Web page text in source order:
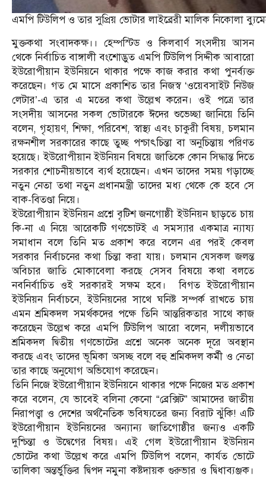
এমপি টিউলিপ ও তার সুপ্রিয় ভোটার লাইব্রেরী মালিক নিকোলা
মুক্তকথা সংবাদকক্ষ।। হেম্পস্টিড ও কিলবার্ণ সংসদীয় আসন
থেকে নির্বাচিত বাঙ্গালী বংশোদ্ভুত এমপি টিউলিপ সিদ্দীক আবারো
ইউরোপীয়ান ইউনিয়নে থাকার পক্ষে কাজ করার কথা পুনর্ব্যক্ত
করেছেন। গত মে মাসে প্রকাশিত তার নিজস্ব ‘ওয়েবসাইট নিউজ
লেটার’-এ তার এ মতের কথা উল্লেখ করেন। ওই পত্রে তার
সংসদীয় আসনের সকল ভোটারকে ঈদের শুভেচ্ছা জানিয়ে তিনি
বলেন, গৃহায়ণ, শিক্ষা, পরিবেশ, স্বাস্থ্য এবং চাকুরী বিষয়, চলমান
রক্ষনশীল সরকারের কাছে তুচ্ছ পশ্চাৎচিন্তা বা অনুচিন্তায় পরিণত
হয়েছে। ইউরোপীয়ান ইউনিয়ন বিষয়ে জাতিকে কোন সিদ্ধান্ত দিতে
সরকার শোচনীয়ভাবে ব্যর্থ হয়েছেন। এখন তাদের সময় গড়াচ্ছে
নতুন নেতা তথা নতুন প্রধানমন্ত্রী তাদের মধ্য থেকে কে হবে সে
বাক-বিতণ্ডা নিয়ে।
ইউরোপীয়ান ইউনিয়ন প্রশ্নে বৃটিশ জনগোষ্ঠী ইউনিয়ন ছাড়তে চায়
কি-না এ নিয়ে আরেকটি গণভোটই এ সমস্যার একমাত্র ন্যায্য
সমাধান বলে তিনি মত প্রকাশ করে বলেন এর পরই কেবল
সরকার নির্বাচনের কথা চিন্তা করা যায়। চলমান যেসকল জলন্ত
অবিচার জাতি মোকাবেলা করছে সেসব বিষয়ে কথা বলতে
নবনির্বাচিত ওই সরকারই সক্ষম হবে। বিগত ইউরোপীয়ান
ইউনিয়ন নির্বাচনে, ইউনিয়নের সাথে ঘনিষ্ট সম্পর্ক রাখতে চায়
এমন শ্রমিকদল সমর্থকদের পক্ষে তিনি আন্তরিকতার সাথে কাজ
করেছেন উল্লেখ করে এমপি টিউলিপ আরো বলেন, দলীয়ভাবে
শ্রমিকদল দ্বিতীয় গণভোটের প্রশ্নে অনেক অনেক দূরে অবস্থান
করছে এবং তাদের ভূমিকা অসচ্ছ বলে বহু শ্রমিকদল কর্মী ও নেতা
তার কাছে অনুযোগ অভিযোগ করেছেন।
তিনি নিজে ইউরোপীয়ান ইউনিয়নে থাকার পক্ষে নিজের মত প্রকাশ
করে বলেন, যে ভাবেই বলিনা কেনো “ব্রেক্সিট” আমাদের জাতীয়
নিরাপত্ত্বা ও দেশের অর্থনৈতিক ভবিষ্যতের জন্য বিরাট ঝুঁকি! এটি
ইউরোপীয়ান ইউনিয়নের অন্যান্য জাতিগোষ্ঠীর জন্যও একটি
দুশ্চিন্তা ও উদ্বেগের বিষয়। এই গেল ইউরোপীয়ান ইউনিয়ন
ভোটের কথা উল্লেখ করে এমপি টিউলিপ বলেন, কার্যত ভোটে
তালিকা অন্তর্ভুক্তির দ্বিপদ নমুনা কষ্টদায়ক গুরুভার ও দ্বিধাব্যঞ্জক।